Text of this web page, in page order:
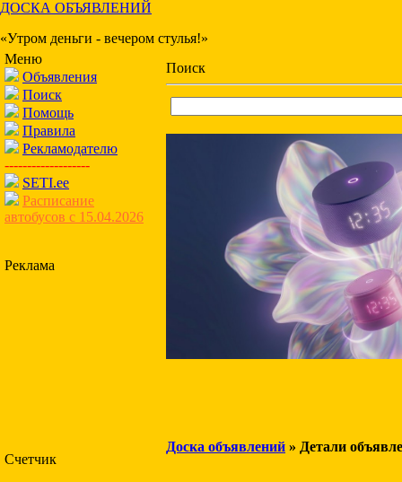
ДОСКА ОБЪЯВЛЕНИЙ
«Утром деньги - вечером стулья!»
Меню
Объявления
Поиск
Помощь
Правила
Рекламодателю
-------------------
SETI.ee
Расписание
автобусов с 15.04.2026
Реклама
Счетчик
Поиск
Доска объявлений » Детали